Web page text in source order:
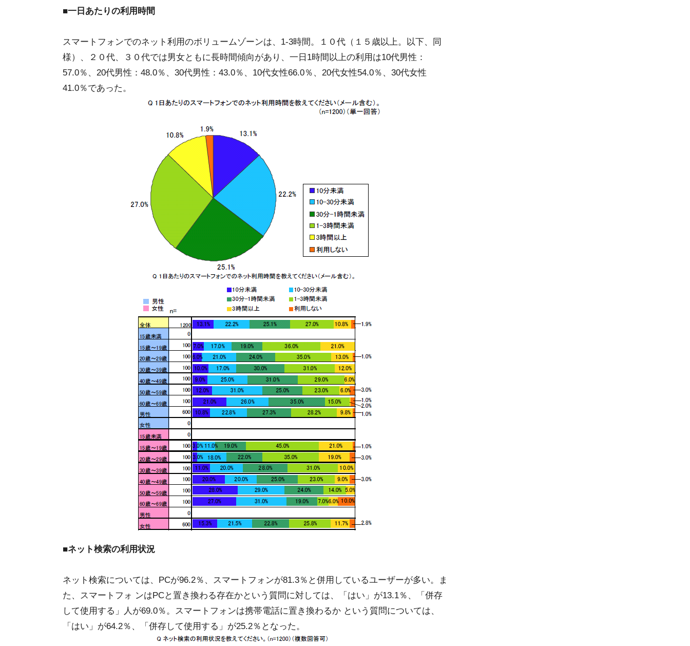
■一日あたりの利用時間
スマートフォンでのネット利用のボリュームゾーンは、1-3時間。１０代（１５歳以上。以下、同
様）、２０代、３０代では男女ともに長時間傾向があり、一日1時間以上の利用は10代男性：
57.0％、20代男性：48.0％、30代男性：43.0％、10代女性66.0％、20代女性54.0％、30代女性
41.0％であった。
■ネット検索の利用状況
ネット検索については、PCが96.2％、スマートフォンが81.3％と併用しているユーザーが多い。ま
た、スマートフォ ンはPCと置き換わる存在かという質問に対しては、「はい」が13.1％、「併存
して使用する」人が69.0％。スマートフォンは携帯電話に置き換わるか という質問については、
「はい」が64.2％、「併存して使用する」が25.2％となった。